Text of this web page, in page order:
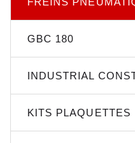
GBC 180
INDUSTRIAL
KITS PLAQUETTES